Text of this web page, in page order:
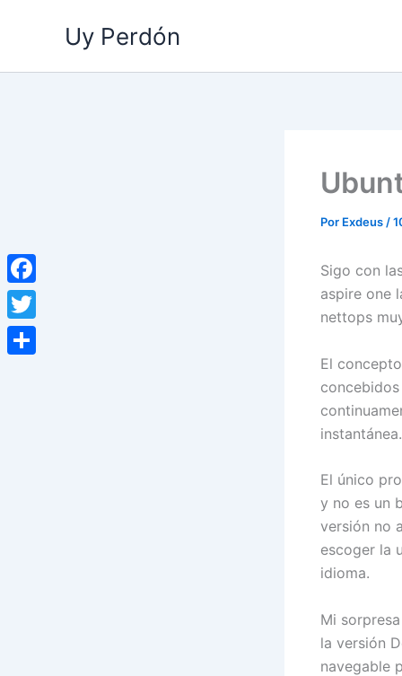
Uy Perdón
Por Exdeus /
Sigo con
aspire one
nettops
El
instantánea.
El único
y no es un
versión no
escoger la
idioma.
Mi
la versión
navegable
Facebook
Twitter